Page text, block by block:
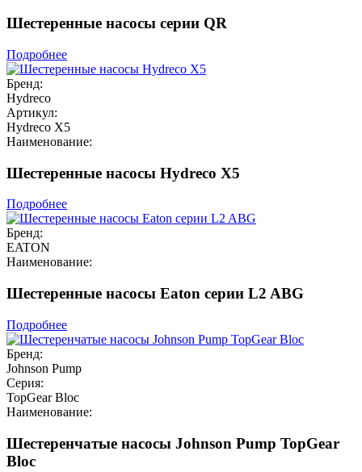
Шестеренные насосы серии QR
Подробнее
Бренд:
Hydreco
Артикул:
Hydreco X5
Наименование:
Шестеренные насосы Hydreco X5
Подробнее
Бренд:
EATON
Наименование:
Шестеренные насосы Eaton серии L2 ABG
Подробнее
Бренд:
Johnson Pump
Серия:
TopGear Bloc
Наименование:
Шестеренчатые насосы Johnson Pump TopGear
Bloc